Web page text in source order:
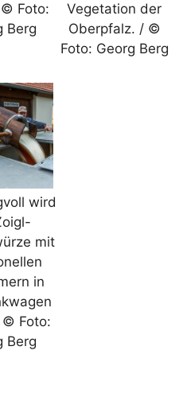
Foto:
Berg
Vegetation der
Oberpfalz. / ©
Foto: Georg Berg
wird
mit
in
Foto:
Berg